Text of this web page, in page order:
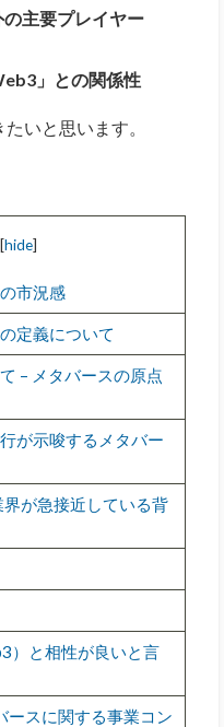
主要プレイヤー
」との関係性
いと思います。
[hide]
市況感
定義について
– メタバースの原点
が示唆するメタバー
界が急接近している背
）と相性が良いと言
ースに関する事業コン